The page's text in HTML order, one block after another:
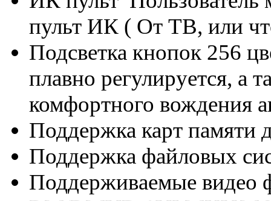
пульт ИК ( От ТВ, или
Подсветка кнопок 256
плавно регулируется, а
комфортного вождения
Поддержка карт памяти
Поддержка файловых
Поддерживаемые видео